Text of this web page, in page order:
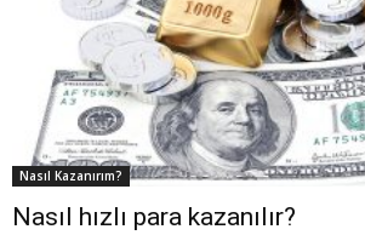
Nasıl Kazanırım?
Nasıl hızlı para kazanılır?